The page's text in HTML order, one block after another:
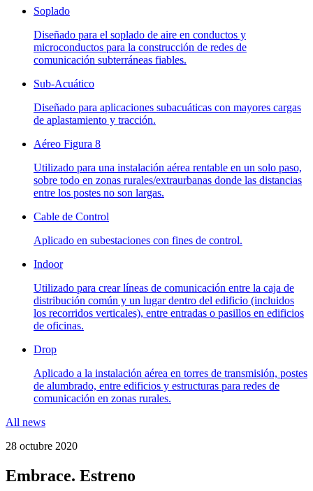
Soplado
Diseñado para el soplado de aire en conductos y
microconductos para la construcción de redes de
comunicación subterráneas fiables.
Sub-Acuático
Diseñado para aplicaciones subacuáticas con mayores cargas
de aplastamiento y tracción.
Aéreo Figura 8
Utilizado para una instalación aérea rentable en un solo paso,
sobre todo en zonas rurales/extraurbanas donde las distancias
entre los postes no son largas.
Cable de Control
Aplicado en subestaciones con fines de control.
Indoor
Utilizado para crear líneas de comunicación entre la caja de
distribución común y un lugar dentro del edificio (incluidos
los recorridos verticales), entre entradas o pasillos en edificios
de oficinas.
Drop
Aplicado a la instalación aérea en torres de transmisión, postes
de alumbrado, entre edificios y estructuras para redes de
comunicación en zonas rurales.
All news
28 octubre 2020
Embrace. Estreno